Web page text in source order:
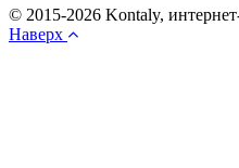
© 2015-2026 Kontaly,
Наверх